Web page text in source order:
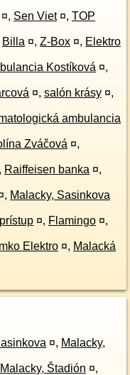
¤, Sen Viet ¤, TOP
Billa ¤, Z-Box ¤, Elektro
Kostíková ¤,
¤, salón krásy ¤,
ambulancia
Zváčová ¤,
, Raiffeisen banka ¤,
, Malacky, Sasinkova
¤, Flamingo ¤,
Elektro ¤, Malacká
¤, Malacky,
Malacky, Štadión ¤,